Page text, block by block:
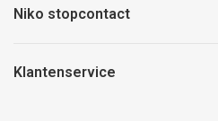
Niko stopcontact
Klantenservice